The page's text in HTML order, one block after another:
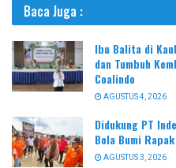
Baca Juga :
Ibu Balita di
dan Tumbuh
Coalindo
AGUSTUS 4, 2026
Didukung PT
Bola Bumi
AGUSTUS 3, 2026